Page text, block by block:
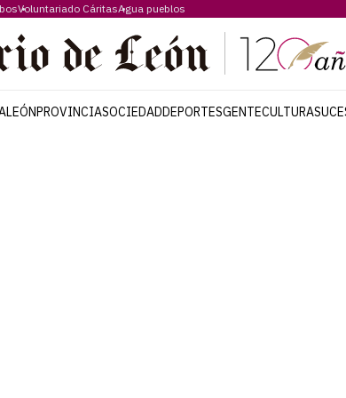
Voluntariado CáritasAgua pueblos
LEÓNPROVINCIASOCIEDADDEPORTESGENTECULTURA